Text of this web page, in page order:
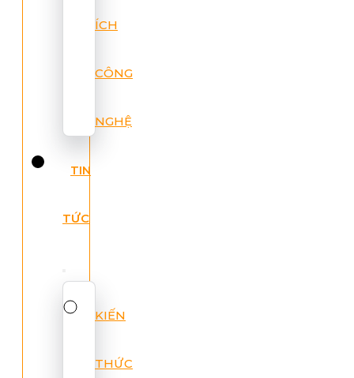
ÍCH
CÔNG
NGHỆ
TIN
TỨC
KIẾN
THỨC